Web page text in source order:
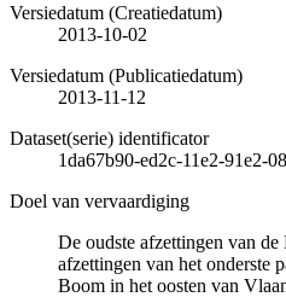
Versiedatum (Creatiedatum)
2013-10-02
Versiedatum (Publicatiedatum)
2013-11-12
Dataset(serie) identificator
1da67b90-ed2c-11e2-91e2-
Doel van vervaardiging
De oudste afzettingen van
afzettingen van het onderste
Boom in het oosten van